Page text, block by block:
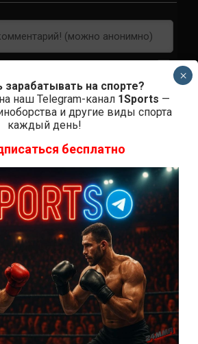
прямая трансляция
прямая трансляция
на спорте?
наш Telegram-канал 1Sports —
и другие виды спорта
каждый день!
бесплатно
×